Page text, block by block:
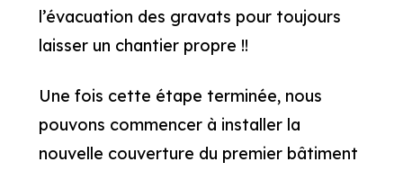
l’évacuation des gravats pour toujours
laisser un chantier propre !!
Une fois cette étape terminée, nous
pouvons commencer à installer la
nouvelle couverture du premier bâtiment